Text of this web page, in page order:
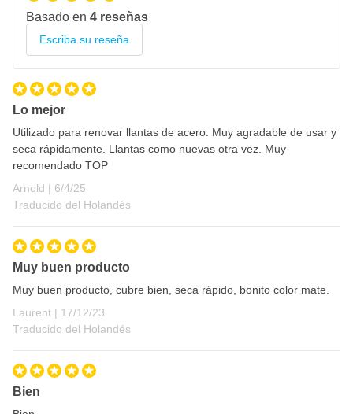
Basado en 4 reseñas
Escriba su reseña
Lo mejor
Utilizado para renovar llantas de acero. Muy agradable de usar y
seca rápidamente. Llantas como nuevas otra vez. Muy
recomendado TOP
Arnold | 6 de abril de 2025
6/4/25
Traducido del Holandés
Muy buen producto
Muy buen producto, cubre bien, seca rápido, bonito color mate.
Laurent | 17 de diciembre de 2023
17/12/23
Traducido del Holandés
Bien